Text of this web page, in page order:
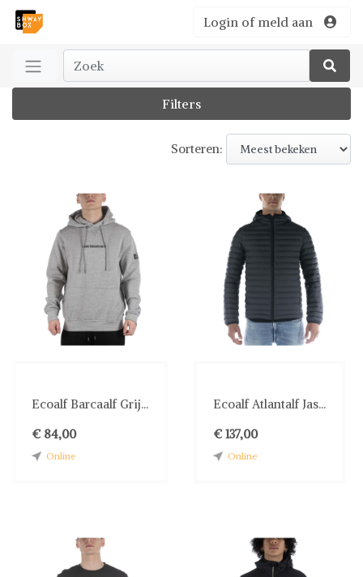
Login of meld aan
Filters
Sorteren:
Ecoalf Barcaalf Grij...
€ 84,00
Online
Ecoalf Atlantalf Jas...
€ 137,00
Online